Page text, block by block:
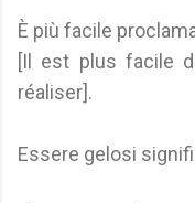
È più facile
[Il est plus facile
réaliser].
Essere gelosi